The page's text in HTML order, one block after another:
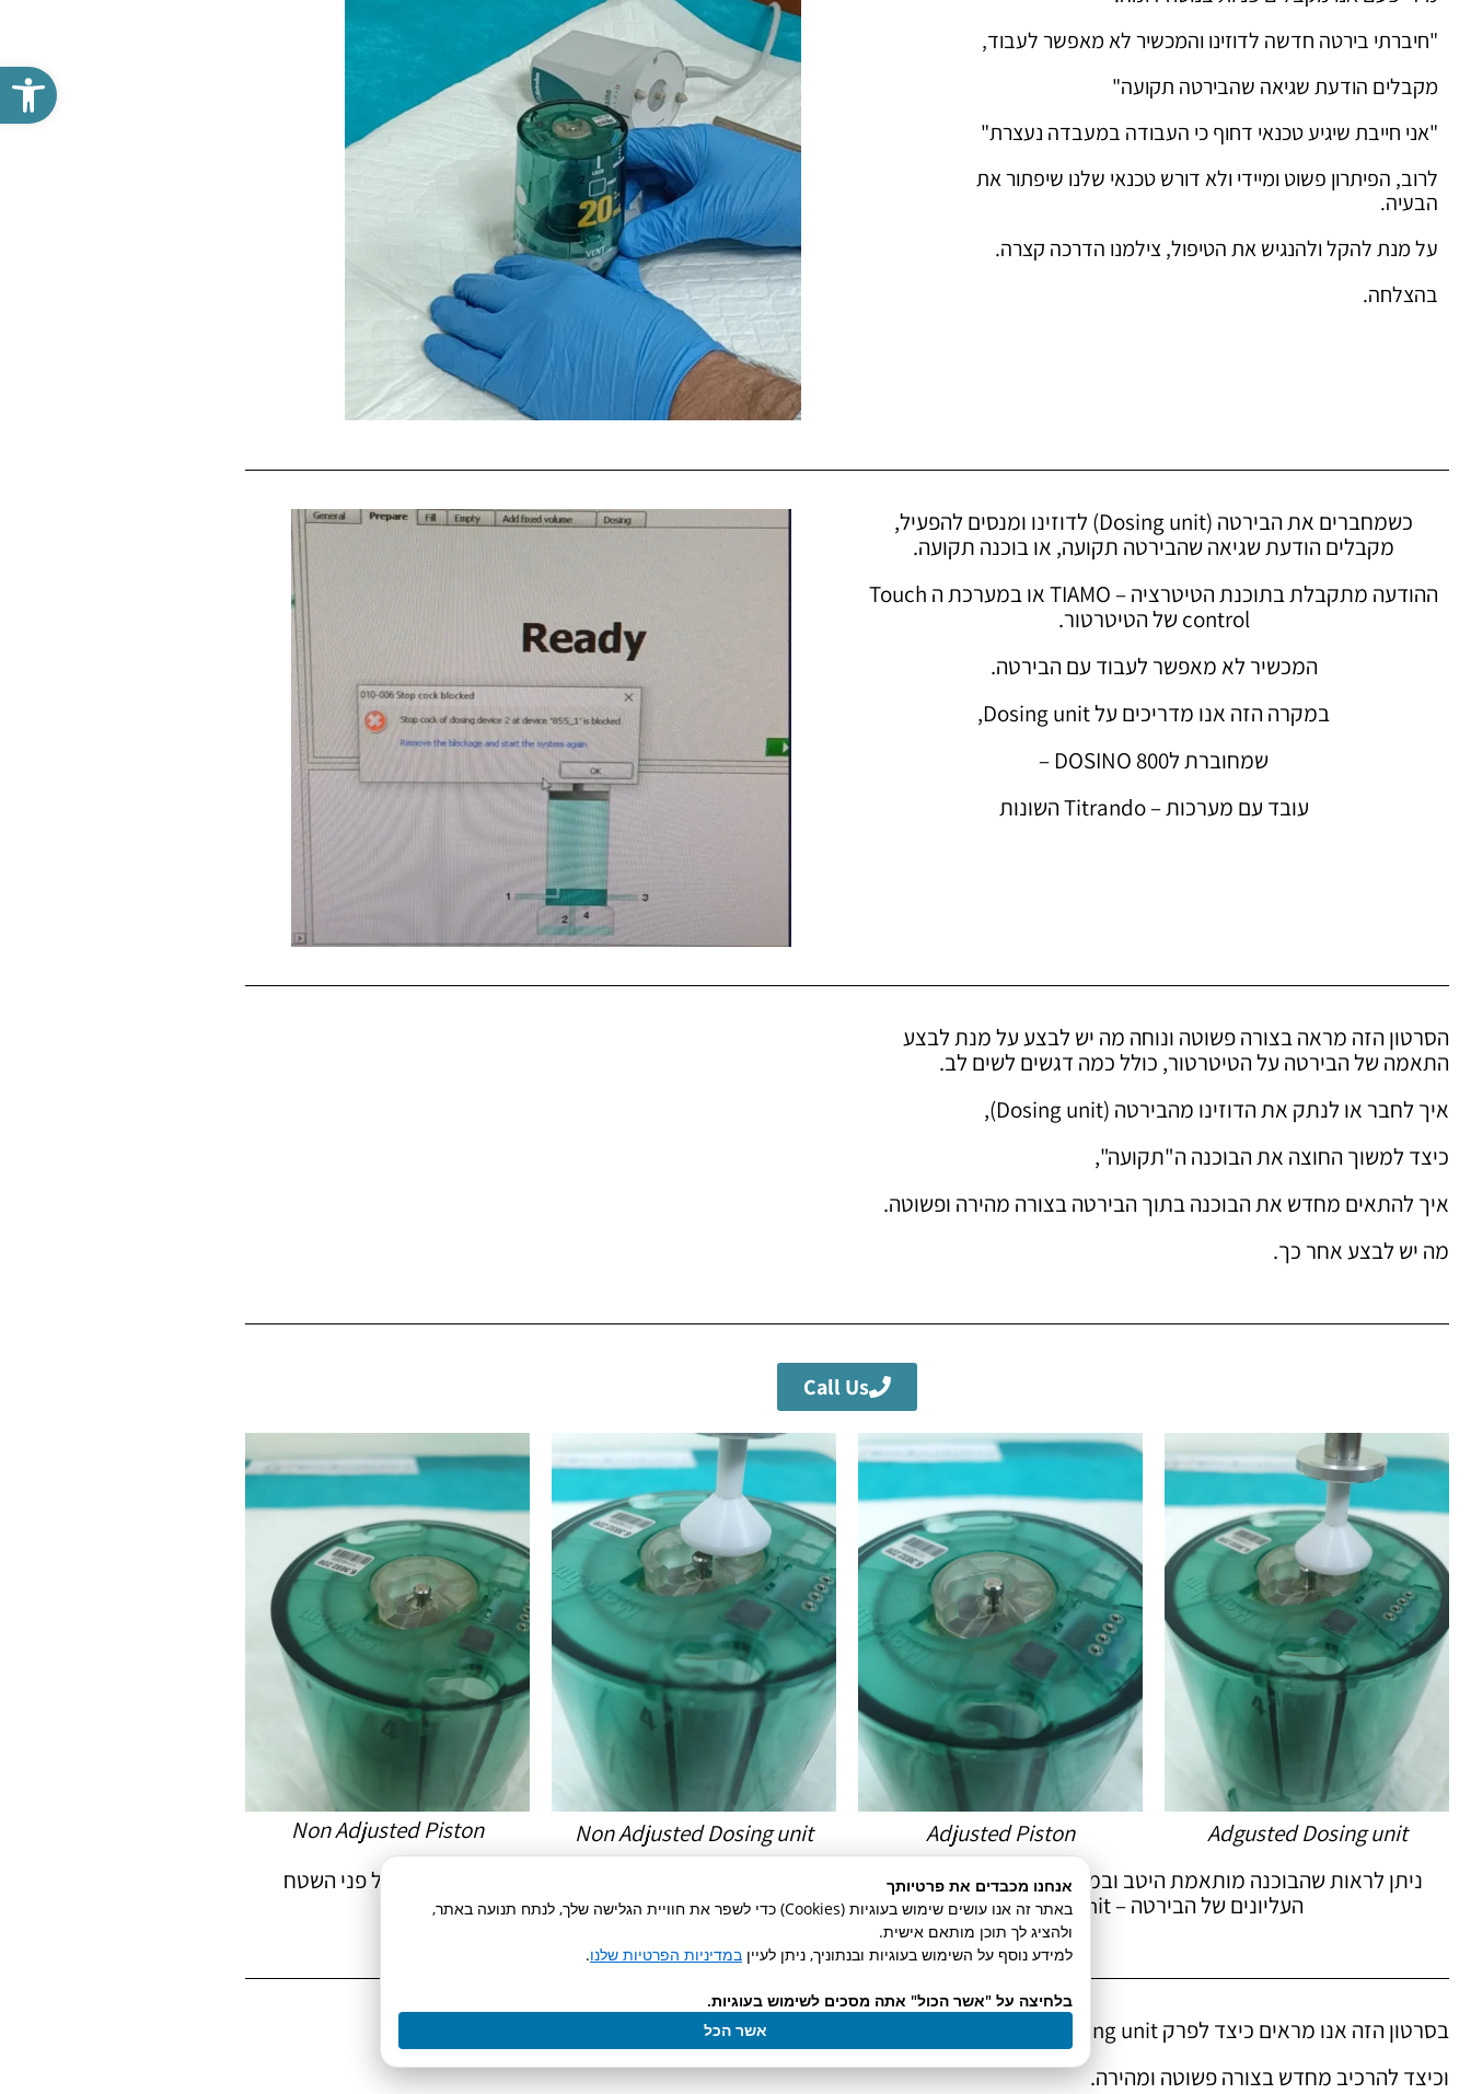
"חיברתי בירטה חדשה לדוזינו והמכשיר לא מאפשר לעבוד,
מקבלים הודעת שגיאה שהבירטה תקועה"
"אני חייבת שיגיע טכנאי דחוף כי העבודה במעבדה נעצרת"
לרוב, הפיתרון פשוט ומיידי ולא דורש טכנאי שלנו שיפתור את
הבעיה.
על מנת להקל ולהנגיש את הטיפול, צילמנו הדרכה קצרה.
בהצלחה.
כשמחברים את הבירטה (Dosing unit) לדוזינו ומנסים להפעיל,
מקבלים הודעת שגיאה שהבירטה תקועה, או בוכנה תקועה.
ההודעה מתקבלת בתוכנת הטיטרציה – TIAMO או במערכת ה Touch
control של הטיטרטור.
המכשיר לא מאפשר לעבוד עם הבירטה.
במקרה הזה אנו מדריכים על Dosing unit,
שמחוברת לDOSINO 800 –
עובד עם מערכות – Titrando השונות
הסרטון הזה מראה בצורה פשוטה ונוחה מה יש לבצע על מנת לבצע
התאמה של הבירטה על הטיטרטור, כולל כמה דגשים לשים לב.
איך לחבר או לנתק את הדוזינו מהבירטה (Dosing unit),
כיצד למשוך החוצה את הבוכנה ה"תקועה",
איך להתאים מחדש את הבוכנה בתוך הבירטה בצורה מהירה ופשוטה.
מה יש לבצע אחר כך.
Call Us
Adgusted Dosing unit
Adjusted Piston
Non Adjusted Dosing unit
Non Adjusted Piston
ניתן לראות שהבוכנה מותאמת היטב ובמישור אחיד עם פני השטח
העליונים של הבירטה – Dosing unit
ניתן לראות שהבוכנה "שקועה" ולא באותו מישור של פני השטח
העליונים
בסרטון הזה אנו מראים כיצד לפרק Dosing unit
וכיצד להרכיב מחדש בצורה פשוטה ומהירה.
פתח סרגל נגישות
אנחנו מכבדים את פרטיותך
באתר זה אנו עושים שימוש בעוגיות (Cookies) כדי לשפר את חוויית הגלישה שלך, לנתח תנועה באתר,
ולהציג לך תוכן מותאם אישית.
למידע נוסף על השימוש בעוגיות ובנתוניך, ניתן לעיין במדיניות הפרטיות שלנו.
בלחיצה על "אשר הכול" אתה מסכים לשימוש בעוגיות.
אשר הכל